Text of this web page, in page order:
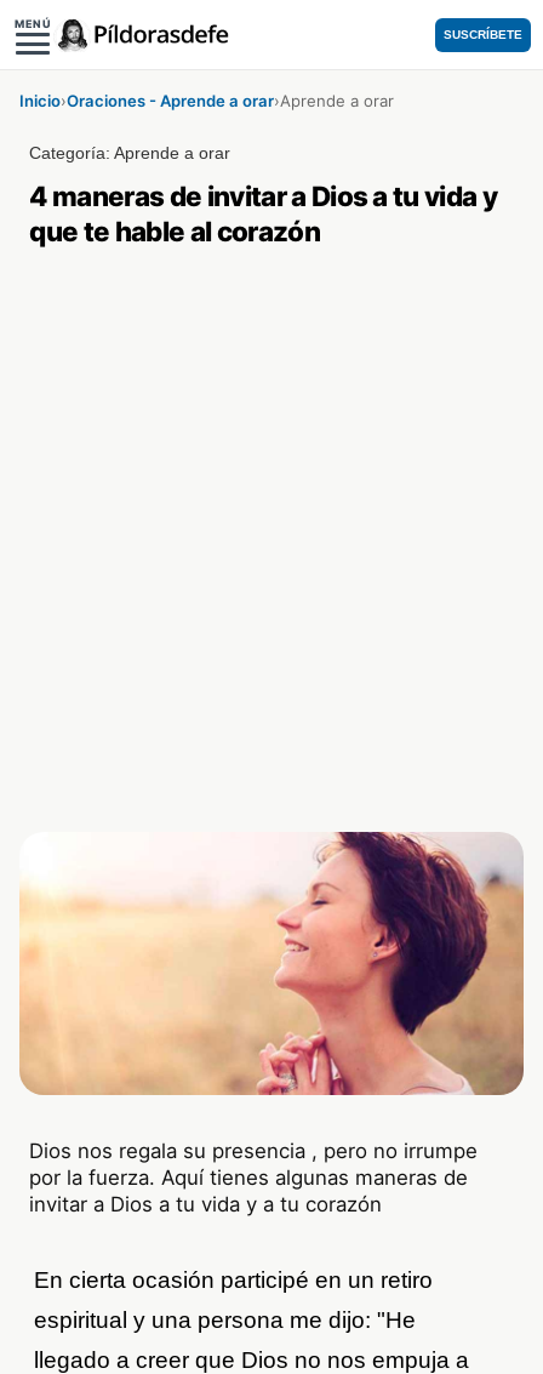
MENÚ
SUSCRÍBETE
Inicio›Oraciones - Aprende a orar›Aprende a orar
Categoría:Aprende a orar
4 maneras de invitar a Dios a tu vida y
que te hable al corazón
Dios nos regala su presencia , pero no irrumpe
por la fuerza. Aquí tienes algunas maneras de
invitar a Dios a tu vida y a tu corazón
En cierta ocasión participé en un retiro
espiritual y una persona me dijo: "He
llegado a creer que Dios no nos empuja a